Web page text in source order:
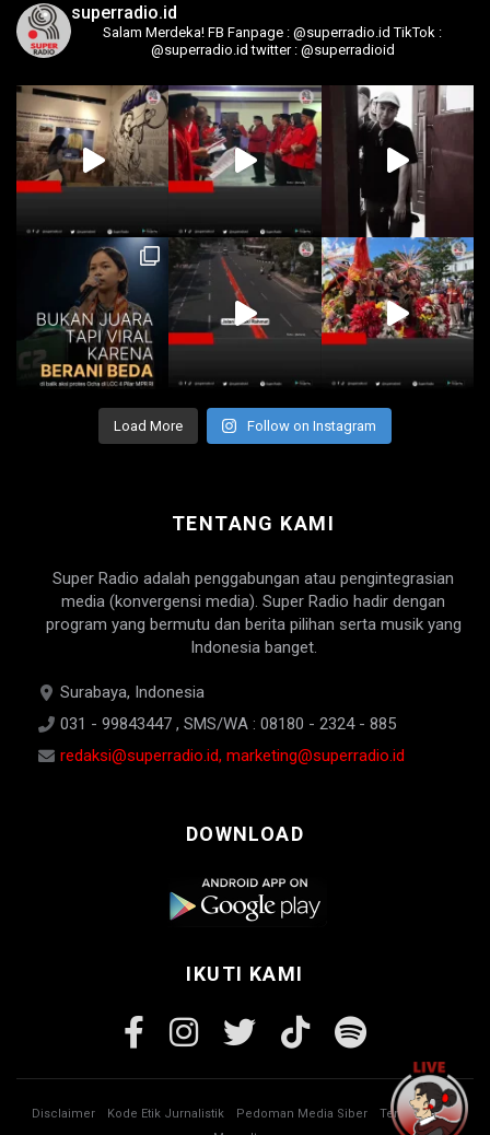
superradio.id
Salam Merdeka! FB Fanpage : @superradio.id TikTok :
@superradio.id twitter : @superradioid
Load More Follow on Instagram
TENTANG KAMI
Super Radio adalah penggabungan atau pengintegrasian
media (konvergensi media). Super Radio hadir dengan
program yang bermutu dan berita pilihan serta musik yang
Indonesia banget.
Surabaya, Indonesia
031 - 99843447 , SMS/WA : 08180 - 2324 - 885
redaksi@superradio.id, marketing@superradio.id
DOWNLOAD
IKUTI KAMI
Disclaimer Kode Etik Jurnalistik Pedoman Media Siber
Tentang Kami